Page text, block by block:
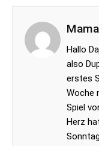
Hallo
also
erstes
Woche
Spiel
Herz